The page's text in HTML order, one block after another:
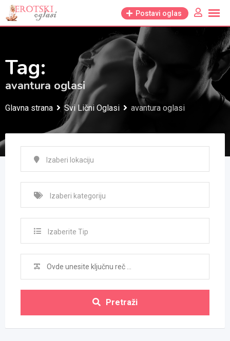
Skip
to
Postavi oglas
Tag:
avantura oglasi
Glavna strana Svi Lični Oglasi avantura oglasi
Izaberite Tip
Pretraži